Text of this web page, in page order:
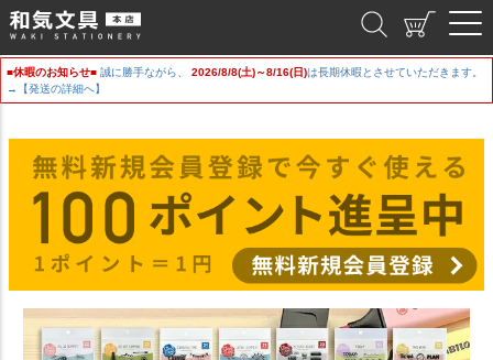
■休暇のお知らせ■ 誠に勝手ながら、 2026/8/8(土)～8/16(日)は長期休暇とさせていただきます。
→【発送の詳細へ】